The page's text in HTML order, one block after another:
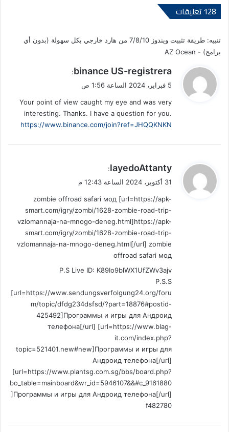
‫128 تعليقات
تنبيه:
طريقة تثبيت ويندوز 7/8/10 من هارد خارجي بكل سهولة (بدون أي
برامج) - AZ Ocean
ي
ل
binance US-registrera
:
5 فبراير، 2024 الساعة 1:56 ص
Your point of view caught my eye and was very
interesting. Thanks. I have a question for you.
https://www.binance.com/join?ref=JHQQKNKN
ي
ل
layedoAttanty
:
31 أكتوبر، 2024 الساعة 12:43 م
zombie offroad safari мод [url=https://apk-
smart.com/igry/zombi/1628-zombie-road-trip-
vzlomannaja-na-mnogo-deneg.html]https://apk-
smart.com/igry/zombi/1628-zombie-road-trip-
vzlomannaja-na-mnogo-deneg.html[/url] zombie
offroad safari мод
P.S Live ID: K89Io9blWX1UfZWv3ajv
P.S.S
[url=https://www.sendungsverfolgung24.org/foru
m/topic/dfdg234dsfsd/?part=18876#postid-
425492]Программы и игры для Андроид
телефона[/url] [url=https://www.blag-
it.com/index.php?
topic=521401.new#new]Программы и игры для
Андроид телефона[/url]
[url=https://www.plantsg.com.sg/bbs/board.php?
bo_table=mainboard&wr_id=5946107&&#c_9161880
]Программы и игры для Андроид телефона[/url]
f482780